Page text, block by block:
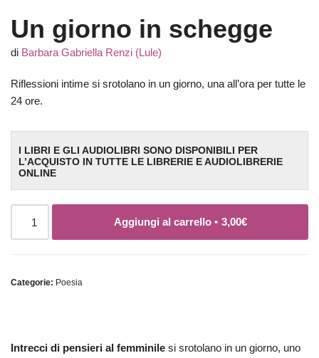
Un giorno in schegge
di Barbara Gabriella Renzi (Lule)
Riflessioni intime si srotolano in un giorno, una all’ora per tutte le
24 ore.
I LIBRI E GLI AUDIOLIBRI SONO DISPONIBILI PER
L’ACQUISTO IN TUTTE LE LIBRERIE E AUDIOLIBRERIE
ONLINE
Aggiungi al carrello • 3,00€
Categorie: Poesia
Intrecci di pensieri al femminile si srotolano in un giorno, uno